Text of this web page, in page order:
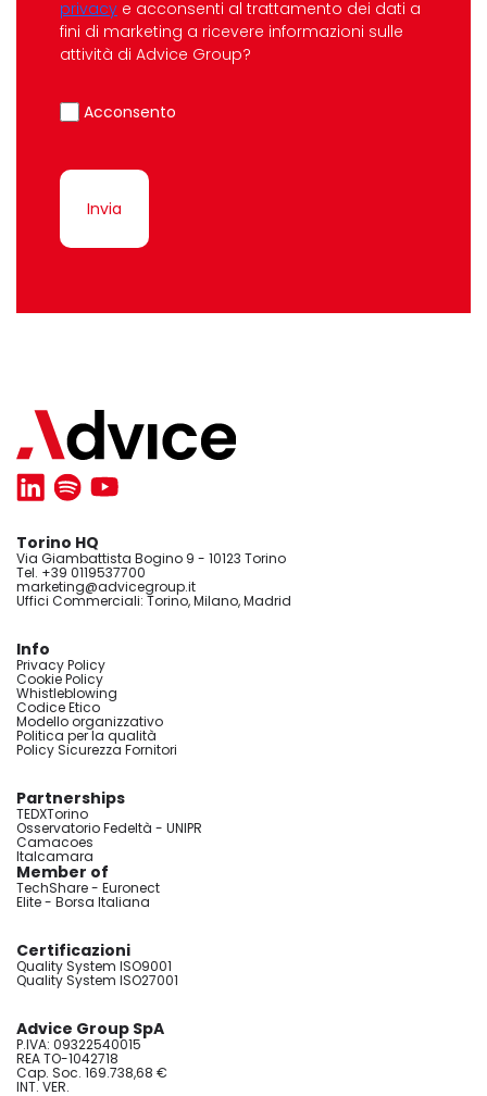
privacy e acconsenti al trattamento dei dati a
fini di marketing a ricevere informazioni sulle
attività di Advice Group?
Acconsento
Invia
Torino HQ
Via Giambattista Bogino 9 - 10123 Torino
Tel. +39 0119537700
marketing@advicegroup.it
Uffici Commerciali: Torino, Milano, Madrid
Info
Privacy Policy
Cookie Policy
Whistleblowing
Codice Etico
Modello organizzativo
Politica per la qualità
Policy Sicurezza Fornitori
Partnerships
TEDXTorino
Osservatorio Fedeltà - UNIPR
Camacoes
Italcamara
Member of
TechShare - Euronect
Elite - Borsa Italiana
Certificazioni
Quality System ISO9001
Quality System ISO27001
Advice Group SpA
P.IVA: 09322540015
REA TO-1042718
Cap. Soc. 169.738,68 €
INT. VER.